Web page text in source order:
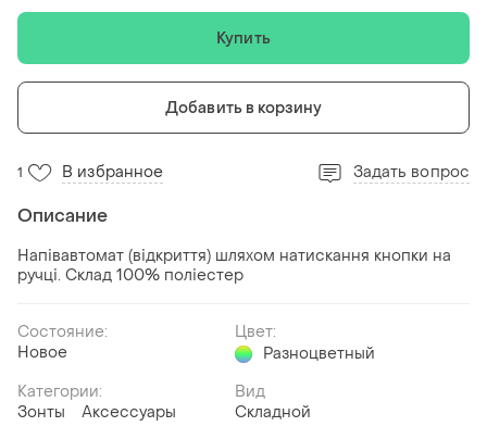
Купить
Добавить в корзину
1 В избранное Задать вопрос
Описание
Напівавтомат (відкриття) шляхом натискання кнопки на
ручці. Склад 100% поліестер
Состояние:
Новое
Цвет:
Разноцветный
Категории:
Зонты
Аксессуары
Вид
Складной